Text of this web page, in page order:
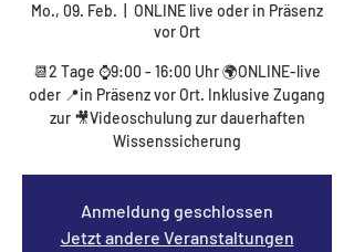
Mo., 09. Feb.
ONLINE live oder in Präsenz
vor Ort
📆2 Tage ⌚9:00 - 16:00 Uhr 🌍ONLINE-live
oder 📍in Präsenz vor Ort. Inklusive Zugang
zur 🎥Videoschulung zur dauerhaften
Wissenssicherung
Anmeldung geschlossen
Jetzt andere Veranstaltungen